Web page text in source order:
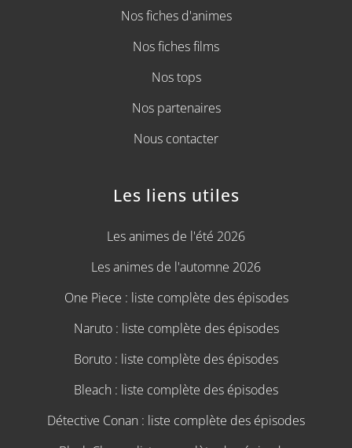
Nos fiches d'animes
Nos fiches films
Nos tops
Nos partenaires
Nous contacter
Les liens utiles
Les animes de l'été 2026
Les animes de l'automne 2026
One Piece : liste complète des épisodes
Naruto : liste complète des épisodes
Boruto : liste complète des épisodes
Bleach : liste complète des épisodes
Détective Conan : liste complète des épisodes